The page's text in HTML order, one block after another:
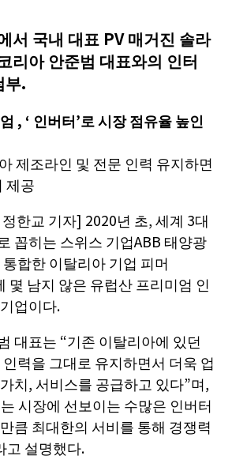
서 국내 대표 PV 매거진 솔라
리아 안준범 대표와의 인터
부.
, ‘ 인버터’로 시장 점유율 높인
제조라인 및 전문 인력 유지하면
제공
한교 기자] 2020년 초, 세계 3대
꼽히는 스위스 기업ABB 태양광
합한 이탈리아 기업 피머
몇 남지 않은 유럽산 프리미엄 인
업이다.
대표는 “기존 이탈리아에 있던
력을 그대로 유지하면서 더욱 업
치, 서비스를 공급하고 있다”며,
시장에 선보이는 수많은 인버터
큼 최대한의 서비를 통해 경쟁력
고 설명했다.